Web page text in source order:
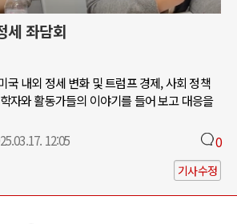
세 좌담회
국 내외 정세 변화 및 트럼프 경제, 사회 정책
자와 활동가들의 이야기를 들어 보고 대응을
12:05 0
기사수정